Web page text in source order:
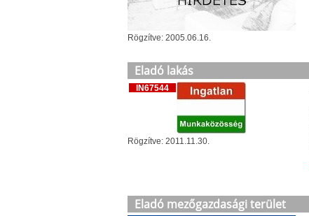
Rögzítve: 2005.06.16.
Eladó lakás
IN67544
Rögzítve: 2011.11.30.
Eladó mezőgazdasági terület